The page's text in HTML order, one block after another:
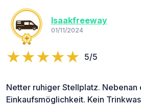
Isaakfreeway
01/11/2024
5/5
Netter ruhiger Stellplatz. Nebenan
Einkaufsmöglichkeit. Kein